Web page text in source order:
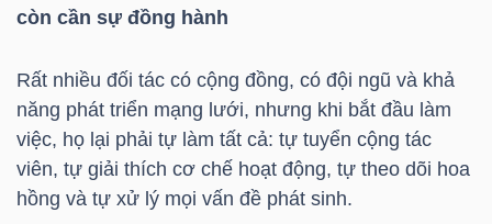
còn cần sự đồng hành
Rất nhiều đối tác có cộng đồng, có đội ngũ và khả
năng phát triển mạng lưới, nhưng khi bắt đầu làm
việc, họ lại phải tự làm tất cả: tự tuyển cộng tác
viên, tự giải thích cơ chế hoạt động, tự theo dõi hoa
hồng và tự xử lý mọi vấn đề phát sinh.
BẤT
ĐỘNG
SẢN